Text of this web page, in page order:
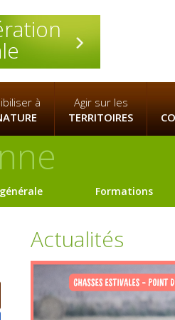
à
Agir sur les
TERRITOIRES
Formations
Actualités